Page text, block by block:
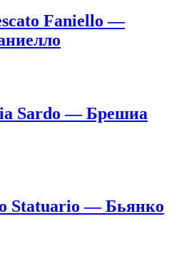
Faniello —
Sardo — Брешиа
Statuario — Бьянко